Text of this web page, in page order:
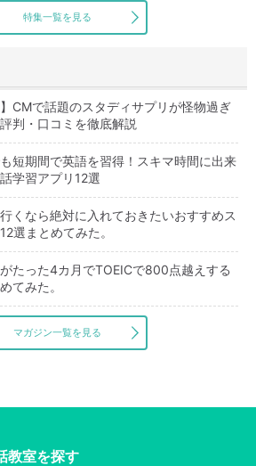
特集一覧を見る
】CMで話題のスタディサプリが怪物過ぎ
判・口コミを徹底解説
短期間で英語を習得！スキマ時間に出来
学習アプリ12選
くなら絶対に入れておきたいおすすめス
選まとめてみた。
たった4カ月でTOEICで800点越えする
てみた。
マガジン一覧を見る
教室を探す